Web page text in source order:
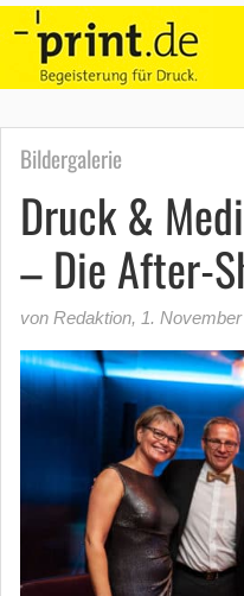
Bildergalerie
Druck &
– Die After-
von Redaktion, 1.